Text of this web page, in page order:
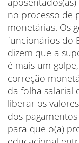
no processo de
monetárias. Os
funcionários do
dizem que a
é mais um
correção
da folha salarial
liberar os
dos
para que o(a)